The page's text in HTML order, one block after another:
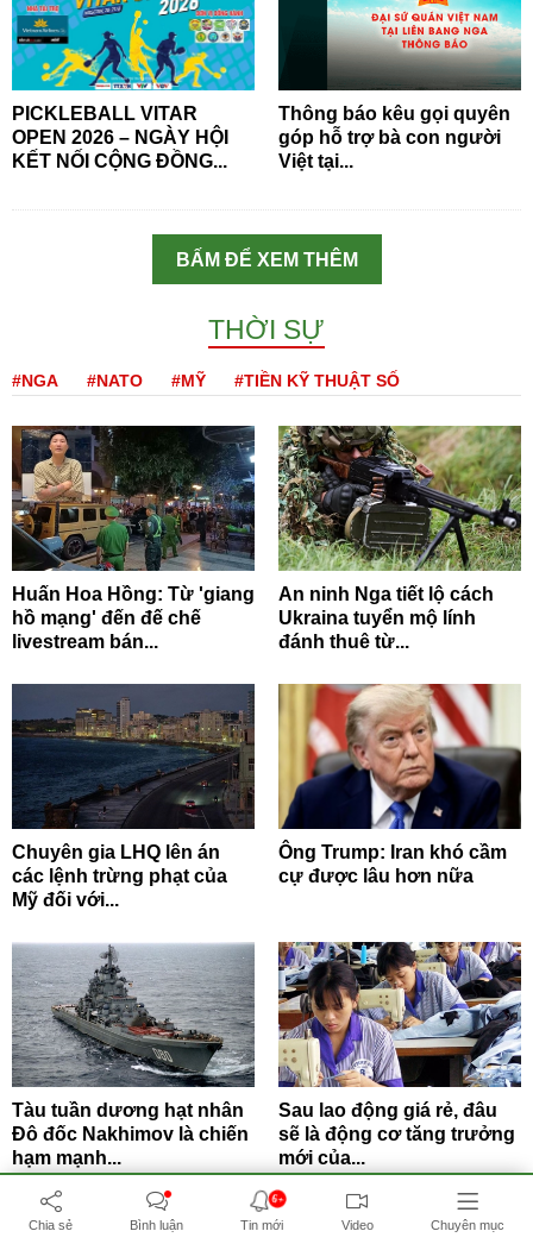
PICKLEBALL VITAR
OPEN 2026 – NGÀY HỘI
KẾT NỐI CỘNG ĐỒNG...
Thông báo kêu gọi quyên
góp hỗ trợ bà con người
Việt tại...
BẤM ĐỂ XEM THÊM
THỜI SỰ
#NGA #NATO #MỸ #TIỀN KỸ THUẬT SỐ
Huấn Hoa Hồng: Từ 'giang
hồ mạng' đến đế chế
livestream bán...
An ninh Nga tiết lộ cách
Ukraina tuyển mộ lính
đánh thuê từ...
Chuyên gia LHQ lên án
các lệnh trừng phạt của
Mỹ đối với...
Ông Trump: Iran khó cầm
cự được lâu hơn nữa
Tàu tuần dương hạt nhân
Đô đốc Nakhimov là chiến
hạm mạnh...
Sau lao động giá rẻ, đâu
sẽ là động cơ tăng trưởng
mới của...
Chia sẻ Bình luận
6+
Tin mới Video Chuyên mục